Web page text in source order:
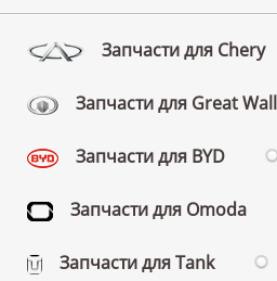
Запчасти для Chery
Запчасти для Great Wall
Запчасти для BYD
Запчасти для Omoda
Запчасти для Tank